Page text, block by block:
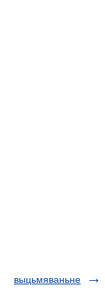
выцьмяваньне